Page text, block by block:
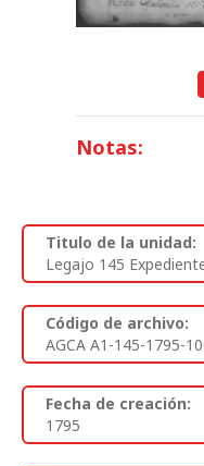
Notas:
Titulo de la unidad:
Legajo 145
Código de archivo:
AGCA A1-145-1795-
Fecha de creación:
1795